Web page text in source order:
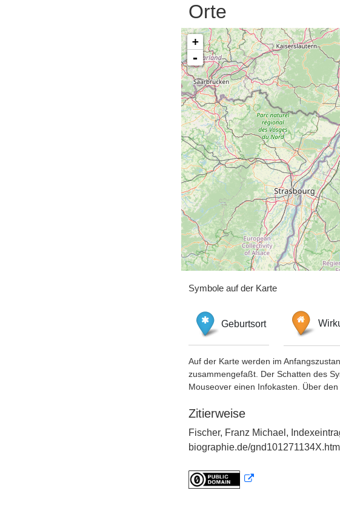
Orte
+
-
Symbole auf der Karte
Geburtsort
Auf der Karte werden im
zusammengefaßt. Der Schatten des
Mouseover einen Infokasten. Über
Zitierweise
Fischer, Franz Michael,
biographie.de/